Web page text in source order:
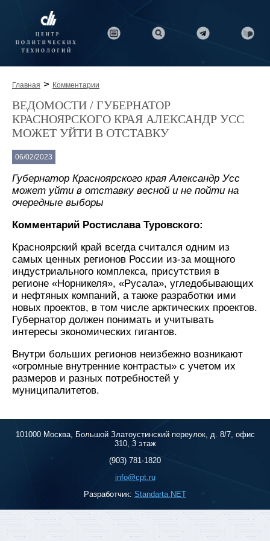
Главная > Комментарии
ВЕДОМОСТИ / ГУБЕРНАТОР
КРАСНОЯРСКОГО КРАЯ АЛЕКСАНДР УСС
МОЖЕТ УЙТИ В ОТСТАВКУ
06/02/2023
Губернатор Красноярского края Александр Усс
может уйти в отставку весной и не пойти на
очередные выборы
Комментарий Ростислава Туровского:
Красноярский край всегда считался одним из
самых ценных регионов России из-за мощного
индустриального комплекса, присутствия в
регионе «Норникеля», «Русала», угледобывающих
и нефтяных компаний, а также разработки ими
новых проектов, в том числе арктических проектов.
Губернатор должен понимать и учитывать
интересы экономических гигантов.
Внутри больших регионов неизбежно возникают
«огромные внутренние контрасты» с учетом их
размеров и разных потребностей у
муниципалитетов.
101000 Москва, Большой Златоустинский переулок, д. 8/7, офис
310, 3 этаж
(903) 781-1820
info@cpt.ru
Разработчик: Standarta.NET